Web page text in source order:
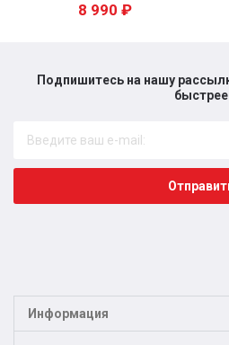
8 990 ₽
Подпишитесь на нашу
быстрее​
Информация